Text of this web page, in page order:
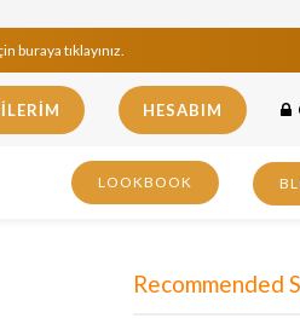
buraya tıklayınız.
HESABIM
LOOKBOOK
Recommended